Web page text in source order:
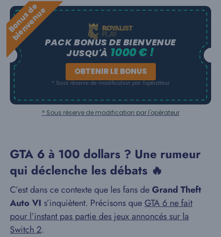
B
o
n
u
s
d
e
b
i
e
n
v
e
n
u
ePACK BONUS DE BIENVENUE
JUSQU'À 1000 € !
OBTENIR LE BONUS
* Sous réserve de modification par l'opérateur
* Sous réserve de modification par l'opérateur
GTA 6 à 100 dollars ? Une rumeur
qui déclenche les débats 🔥
C’est dans ce contexte que les fans deGrand Theft
Auto VI s’inquiètent. Précisons queGTA 6 ne fait
pour l’instant pas partie des jeux annoncés sur la
Switch 2.